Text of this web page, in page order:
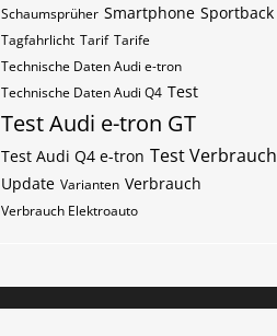
Schaumsprüher Smartphone Sportback
Tagfahrlicht Tarif Tarife
Technische Daten Audi e-tron
Technische Daten Audi Q4 Test
Test Audi e-tron GT
Test Audi Q4 e-tron Test Verbrauch
Update Varianten Verbrauch
Verbrauch Elektroauto